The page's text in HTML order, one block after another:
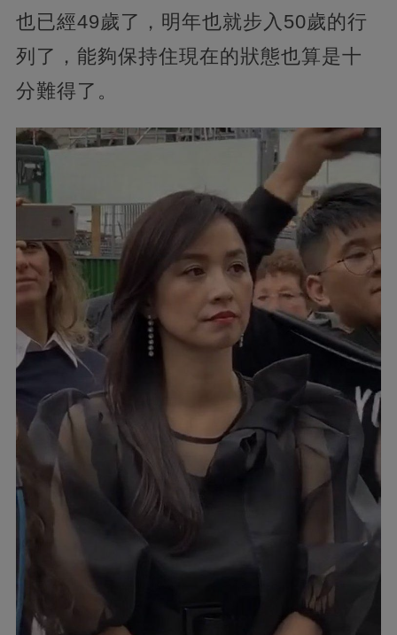
也已經49歲了，明年也就步入50歲的行
列了，能夠保持住現在的狀態也算是十
分難得了。